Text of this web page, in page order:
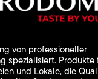
von professioneller
spezialisiert. Produkte
und Lokale, die